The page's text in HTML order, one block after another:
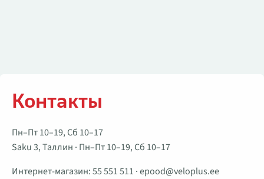
Контакты
Пн–Пт 10–19, Сб 10–17
Saku 3, Таллин · Пн–Пт 10–19, Сб 10–17
Интернет-магазин:55 551 511 ·epood@veloplus.ee